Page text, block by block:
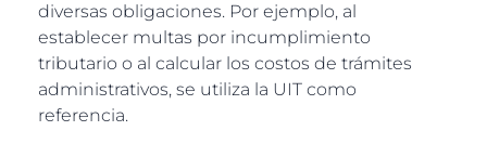
diversas obligaciones. Por ejemplo, al
establecer multas por incumplimiento
tributario o al calcular los costos de trámites
administrativos, se utiliza la UIT como
referencia.